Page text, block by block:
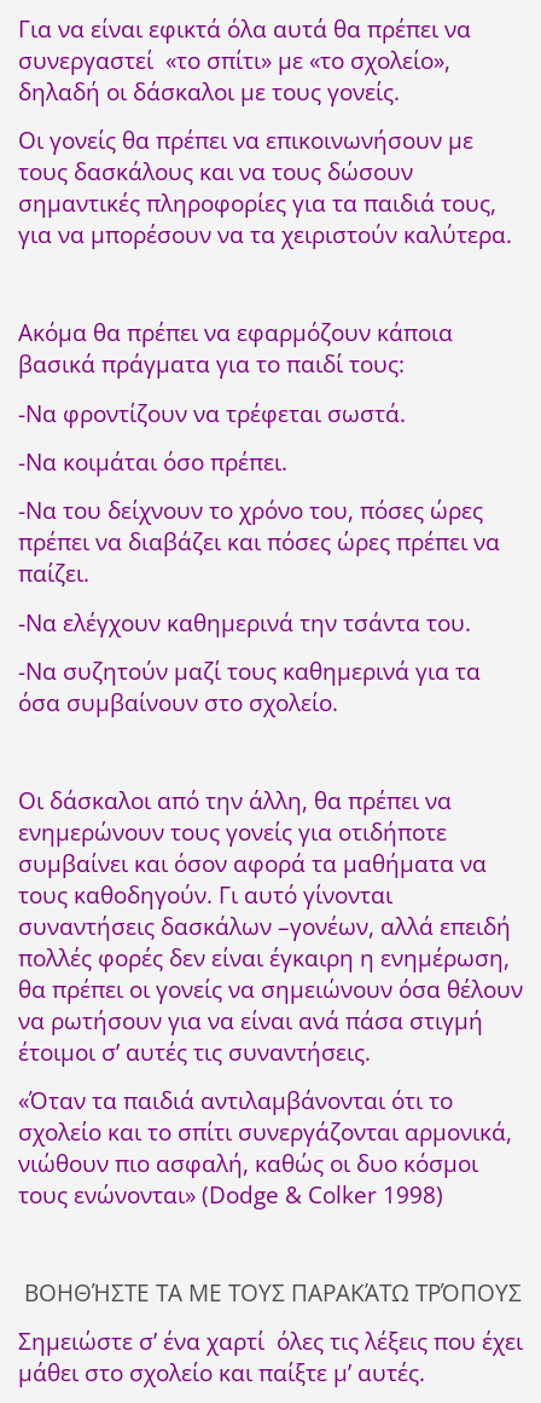
Για να είναι εφικτά όλα αυτά θα πρέπει να
συνεργαστεί «το σπίτι» με «το σχολείο»,
δηλαδή οι δάσκαλοι με τους γονείς.
Οι γονείς θα πρέπει να επικοινωνήσουν με
τους δασκάλους και να τους δώσουν
σημαντικές πληροφορίες για τα παιδιά τους,
για να μπορέσουν να τα χειριστούν καλύτερα.
Ακόμα θα πρέπει να εφαρμόζουν κάποια
βασικά πράγματα για το παιδί τους:
-Να φροντίζουν να τρέφεται σωστά.
-Να κοιμάται όσο πρέπει.
-Να του δείχνουν το χρόνο του, πόσες ώρες
πρέπει να διαβάζει και πόσες ώρες πρέπει να
παίζει.
-Να ελέγχουν καθημερινά την τσάντα του.
-Να συζητούν μαζί τους καθημερινά για τα
όσα συμβαίνουν στο σχολείο.
Οι δάσκαλοι από την άλλη, θα πρέπει να
ενημερώνουν τους γονείς για οτιδήποτε
συμβαίνει και όσον αφορά τα μαθήματα να
τους καθοδηγούν. Γι αυτό γίνονται
συναντήσεις δασκάλων –γονέων, αλλά επειδή
πολλές φορές δεν είναι έγκαιρη η ενημέρωση,
θα πρέπει οι γονείς να σημειώνουν όσα θέλουν
να ρωτήσουν για να είναι ανά πάσα στιγμή
έτοιμοι σ’ αυτές τις συναντήσεις.
«Όταν τα παιδιά αντιλαμβάνονται ότι το
σχολείο και το σπίτι συνεργάζονται αρμονικά,
νιώθουν πιο ασφαλή, καθώς οι δυο κόσμοι
τους ενώνονται» (Dodge & Colker 1998)
ΒΟΗΘΉΣΤΕ ΤΑ ΜΕ ΤΟΥΣ ΠΑΡΑΚΆΤΩ ΤΡΌΠΟΥΣ
Σημειώστε σ’ ένα χαρτί όλες τις λέξεις που έχει
μάθει στο σχολείο και παίξτε μ’ αυτές.